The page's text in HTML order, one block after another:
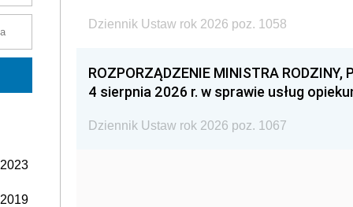
2023
2019
Dziennik Ustaw rok 2026 poz. 1058
ROZPORZĄDZENIE MINISTRA
4 sierpnia 2026 r. w sprawie usług
Dziennik Ustaw rok 2026 poz. 1067